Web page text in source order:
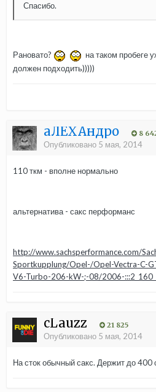
Спасибо.
Рановато?
на таком пробеге
должен подходить)))))
aЛЁХАндро 8
Опубликовано 5 мая, 2014
110 ткм - вполне нормально
альтернатива - сакс перформанс
http://www.sachsperformance.com/
Sportkupplung/Opel-/Opel-Vectra-C-
V6-Turbo-206-kW-;-08/2006-
cLauzz 21 825
Опубликовано 5 мая, 2014
На сток обычный сакс. Держит до 400